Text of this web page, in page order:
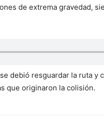
de extrema gravedad,
debió resguardar la ruta y
que originaron la colisión.